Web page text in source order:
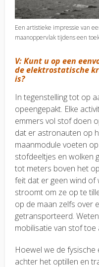
Een artistieke impressie van
maanoppervlak tijdens een
V: Kunt u op een
de elektrostatische
is?
In tegenstelling tot op
opeengepakt. Elke
emmers vol stof doen
dat er astronauten op
maanmodule voeten
stofdeeltjes en wolken
tot meters boven het
feit dat er geen wind
stroomt om ze op te
op de maan zelfs over
getransporteerd.
mobilisatie van stof
Hoewel we de
achter het optillen en